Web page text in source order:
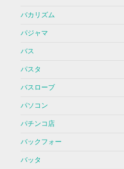
バカリズム
パジャマ
バス
パスタ
バスローブ
パソコン
パチンコ店
バックフォー
バッタ